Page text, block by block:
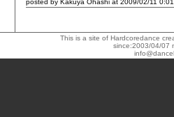
posted by Kakuya Ohashi at 2009/02/11
This is a site of Hardcoredance
since:2003/04/07